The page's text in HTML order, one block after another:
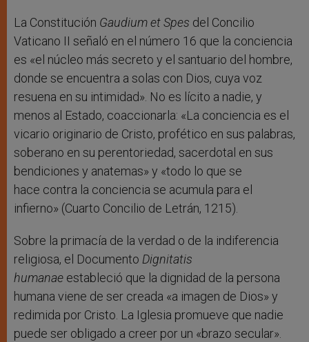
La Constitución Gaudium et Spes del Concilio
Vaticano II señaló en el número 16 que la conciencia
es «el núcleo más secreto y el santuario del hombre,
donde se encuentra a solas con Dios, cuya voz
resuena en su intimidad». No es lícito a nadie, y
menos al Estado, coaccionarla: «La conciencia es el
vicario originario de Cristo, profético en sus palabras,
soberano en su perentoriedad, sacerdotal en sus
bendiciones y anatemas» y «todo lo que se
hace contra la conciencia se acumula para el
infierno» (Cuarto Concilio de Letrán, 1215).
Sobre la primacía de la verdad o de la indiferencia
religiosa, el Documento Dignitatis
humanae estableció que la dignidad de la persona
humana viene de ser creada «a imagen de Dios» y
redimida por Cristo. La Iglesia promueve que nadie
puede ser obligado a creer por un «brazo secular».